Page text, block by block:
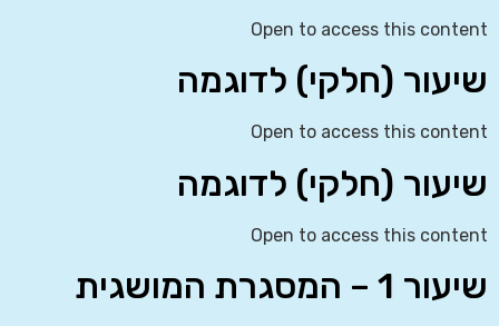
Open to access this content
שיעור (חלקי) לדוגמה
Open to access this content
שיעור (חלקי) לדוגמה
Open to access this content
שיעור 1 – המסגרת המושגית